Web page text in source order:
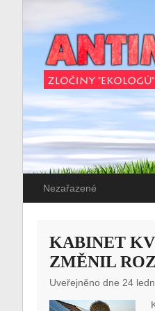
Nezařazené
KABINET
ZMĚNIL
Uveřejněno dne 24